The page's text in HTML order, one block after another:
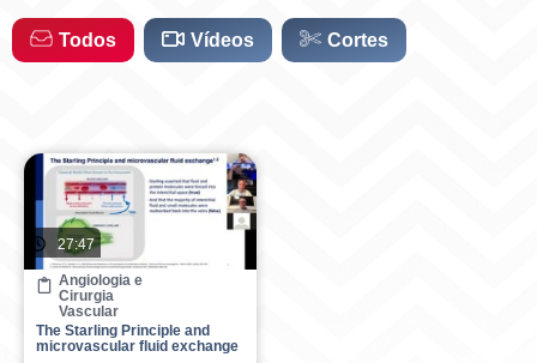
r
a
m
o
k
Todos Vídeos Cortes
27:47
Angiologia e
Cirurgia
Vascular
The Starling Principle and
microvascular fluid exchange